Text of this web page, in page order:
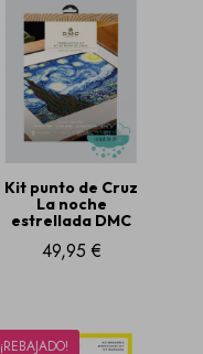
Kit punto de Cruz
La noche
estrellada DMC
49,95 €
¡REBAJADO!